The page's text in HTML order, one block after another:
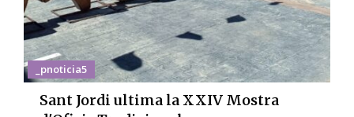
_pnoticia5
Sant Jordi ultima la XXIV Mostra